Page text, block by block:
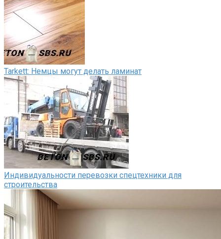
Tarkett: Немцы могут делать ламинат
Индивидуальности перевозки спецтехники для
строительства